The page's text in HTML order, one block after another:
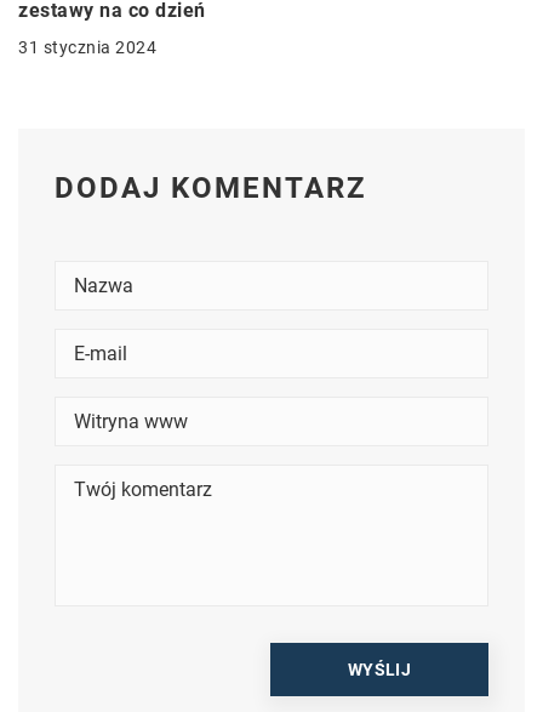
zestawy na co dzień
31 stycznia 2024
DODAJ KOMENTARZ